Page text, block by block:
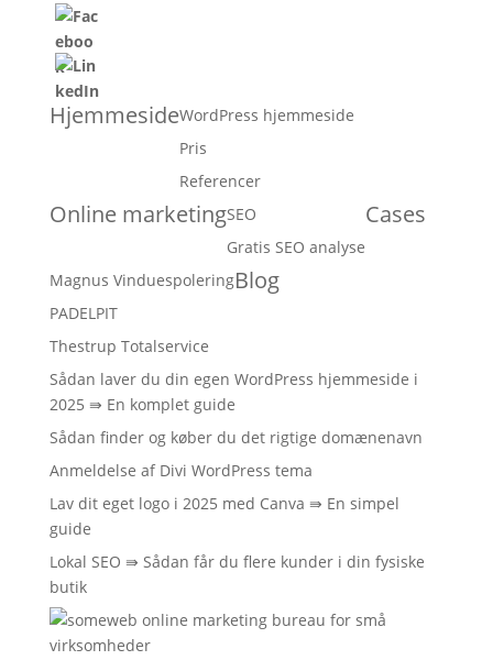
HjemmesideWordPress hjemmeside
Pris
Referencer
Online marketingSEO
Gratis SEO analyse
Cases
Magnus Vinduespolering
PADELPIT
Thestrup Totalservice
Blog
Sådan laver du din egen WordPress hjemmeside i
2025 ⇛ En komplet guide
Sådan finder og køber du det rigtige domænenavn
Anmeldelse af Divi WordPress tema
Lav dit eget logo i 2025 med Canva ⇛ En simpel
guide
Lokal SEO ⇛ Sådan får du flere kunder i din fysiske
butik